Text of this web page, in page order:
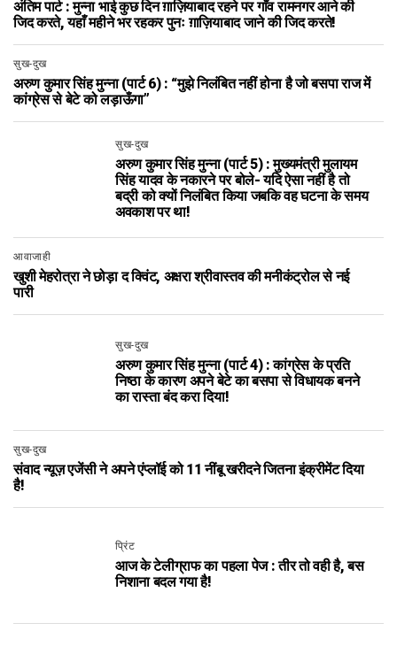
अंतिम पार्ट : मुन्ना भाई कुछ दिन ग़ाज़ियाबाद रहने पर गाँव रामनगर आने की
जिद करते, यहाँ महीने भर रहकर पुनः ग़ाज़ियाबाद जाने की जिद करते!
सुख-दुख
अरुण कुमार सिंह मुन्ना (पार्ट 6) : “मुझे निलंबित नहीं होना है जो बसपा राज में
कांग्रेस से बेटे को लड़ाऊँगा”
सुख-दुख
अरुण कुमार सिंह मुन्ना (पार्ट 5) : मुख्यमंत्री मुलायम
सिंह यादव के नकारने पर बोले- यदि ऐसा नहीं है तो
बद्री को क्यों निलंबित किया जबकि वह घटना के समय
अवकाश पर था!
आवाजाही
खुशी मेहरोत्रा ने छोड़ा द क्विंट, अक्षरा श्रीवास्तव की मनीकंट्रोल से नई
पारी
सुख-दुख
अरुण कुमार सिंह मुन्ना (पार्ट 4) : कांग्रेस के प्रति
निष्ठा के कारण अपने बेटे का बसपा से विधायक बनने
का रास्ता बंद करा दिया!
सुख-दुख
संवाद न्यूज़ एजेंसी ने अपने एंप्लॉई को 11 नींबू खरीदने जितना इंक्रीमेंट दिया
है!
प्रिंट
आज के टेलीग्राफ का पहला पेज : तीर तो वही है, बस
निशाना बदल गया है!